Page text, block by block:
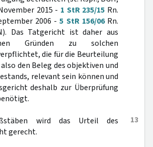
2015 - 1 StR 235/15 Rn.
2006 -5 StR 156/06Rn.
Das Tatgericht ist daher aus
Gründen zu solchen
die für die Beurteilung
den Beleg des objektiven und
relevant sein können und
deshalb zur Überprüfung
13
wird das Urteil des
gerecht.